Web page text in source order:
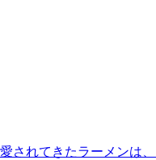
されてきたラーメンは